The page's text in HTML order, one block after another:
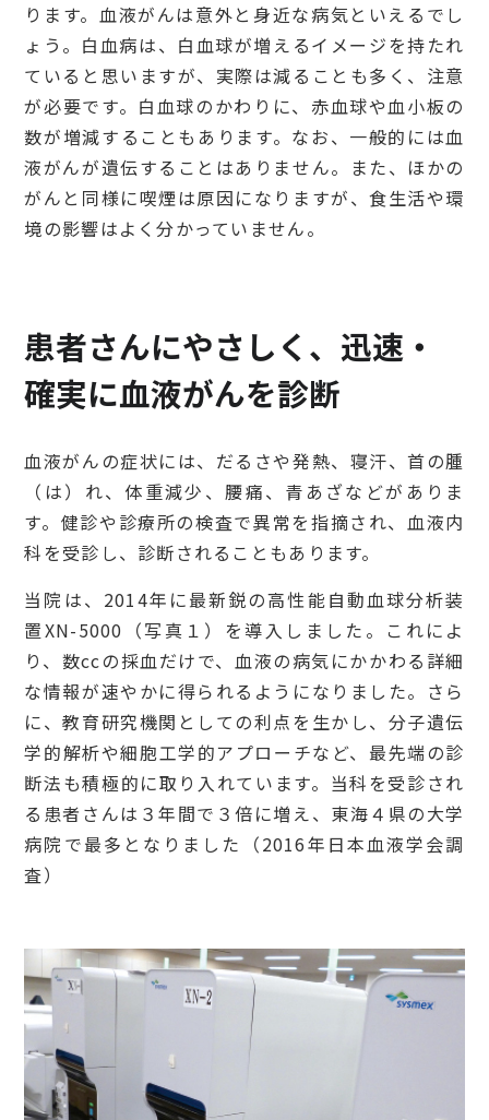
ります。血液がんは意外と身近な病気といえるでし
ょう。白血病は、白血球が増えるイメージを持たれ
ていると思いますが、実際は減ることも多く、注意
が必要です。白血球のかわりに、赤血球や血小板の
数が増減することもあります。なお、一般的には血
液がんが遺伝することはありません。また、ほかの
がんと同様に喫煙は原因になりますが、食生活や環
境の影響はよく分かっていません。
患者さんにやさしく、迅速・
確実に血液がんを診断
血液がんの症状には、だるさや発熱、寝汗、首の腫
（は）れ、体重減少、腰痛、青あざなどがありま
す。健診や診療所の検査で異常を指摘され、血液内
科を受診し、診断されることもあります。
当院は、2014年に最新鋭の高性能自動血球分析装
置XN-5000（写真１）を導入しました。これによ
り、数ccの採血だけで、血液の病気にかかわる詳細
な情報が速やかに得られるようになりました。さら
に、教育研究機関としての利点を生かし、分子遺伝
学的解析や細胞工学的アプローチなど、最先端の診
断法も積極的に取り入れています。当科を受診され
る患者さんは３年間で３倍に増え、東海４県の大学
病院で最多となりました（2016年日本血液学会調
査）